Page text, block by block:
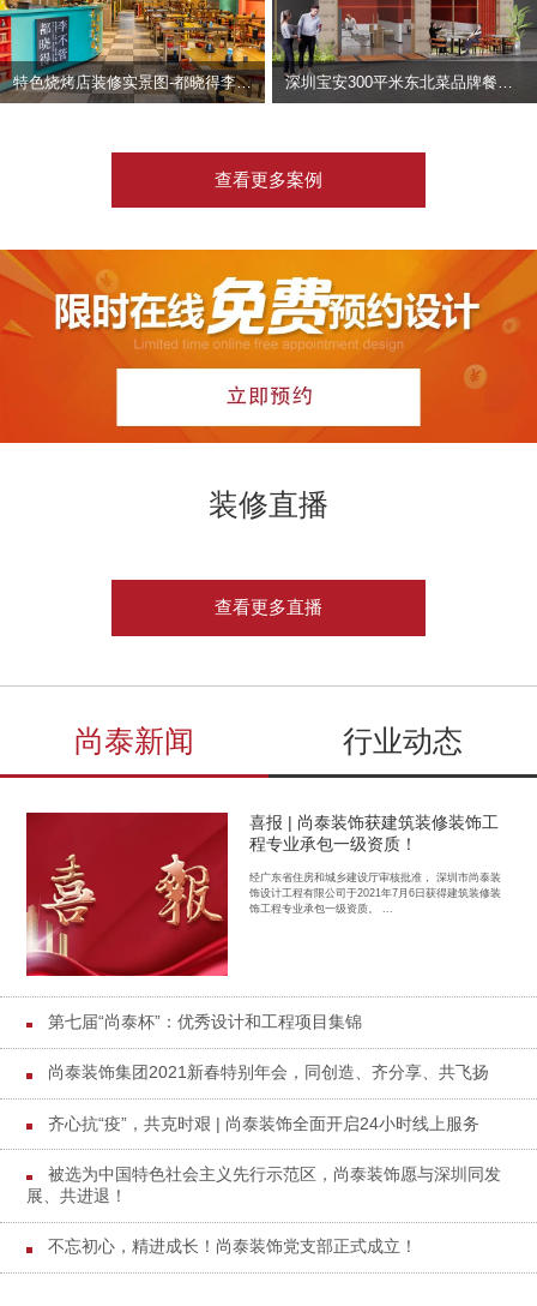
特色烧烤店装修实景图-都晓得李不管
查看更多案例
装修直播
查看更多直播
尚泰新闻 行业动态
喜报 | 尚泰装饰获建筑装修装饰工
程专业承包一级资质！
经广东省住房和城乡建设厅审核批准， 深圳市尚泰装
饰设计工程有限公司于2021年7月6日获得建筑装修装
饰工程专业承包一级资质。 ...
第七届“尚泰杯”：优秀设计和工程项目集锦
尚泰装饰集团2021新春特别年会，同创造、齐分享、共飞扬
齐心抗“疫”，共克时艰 | 尚泰装饰全面开启24小时线上服务
被选为中国特色社会主义先行示范区，尚泰装饰愿与深圳同发
展、共进退！
不忘初心，精进成长！尚泰装饰党支部正式成立！